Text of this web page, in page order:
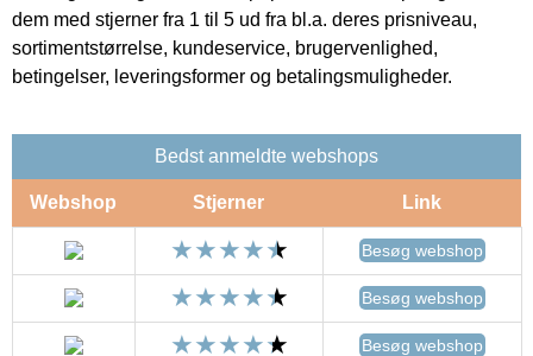
dem med stjerner fra 1 til 5 ud fra bl.a. deres prisniveau,
sortimentstørrelse, kundeservice, brugervenlighed,
betingelser, leveringsformer og betalingsmuligheder.
Bedst anmeldte webshops
Webshop Stjerner Link
Besøg webshop
Besøg webshop
Besøg webshop